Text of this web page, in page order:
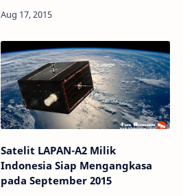
dunia, masyarakat asli Indonesia
perhatian p…
Satelit LAPAN-A2 Milik
Indonesia Siap Mengangkasa
pada September 2015